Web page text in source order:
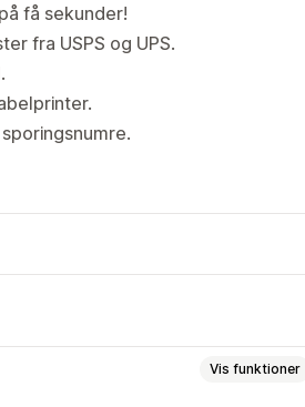
få sekunder!
fra USPS og UPS.
Vis funktioner